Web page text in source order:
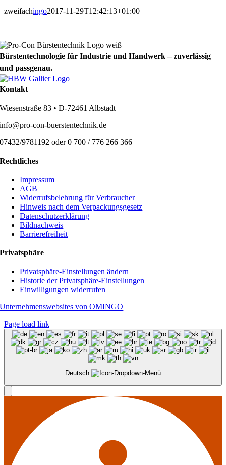
zweifachingo2017-11-29T12:42:13+01:00
Bürstentechnologie für Industrie und Handwerk – zuverlässig
und passgenau.
Kontakt
Wiesenstraße 83 • D-72461 Albstadt
info@pro-con-buerstentechnik.de
07432/9781192 oder 0 700 / 776 266 366
Rechtliches
Impressum
AGB
Widerrufsbelehrung für Verbraucher
Hinweis nach dem Verpackungsgesetz
Datenschutzerklärung
Bildnachweis
Barrierefreiheit
Privatsphäre
Privatsphäre-Einstellungen ändern
Historie der Privatsphäre-Einstellungen
Einwilligungen widerrufen
Unternehmenswebsites von OMINGO
Page load link
Deutsch